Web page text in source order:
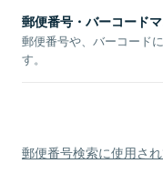
郵便番号・バーコード
郵便番号や、バーコード
す。
郵便番号検索に使用さ